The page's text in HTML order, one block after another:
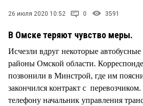
26 июля 2020 10:52 0 3591
В Омске теряют чувство меры.
Исчезли вдруг некоторые
районы Омской области.
позвонили в Минстрой, где им
закончился контракт с
телефону начальник управления